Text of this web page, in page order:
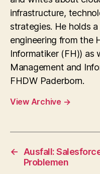
infrastructure,
strategies. He holds
engineering from the
Informatiker (FH)) as
Management and
FHDW Paderborn.
View Archive →
←
Ausfall:
Problemen